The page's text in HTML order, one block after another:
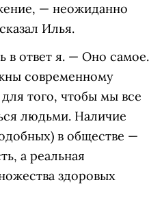
— неожиданно
Илья.
в ответ я. — Оно самое.
современному
того, чтобы мы все
людьми. Наличие
в обществе —
а реальная
здоровых